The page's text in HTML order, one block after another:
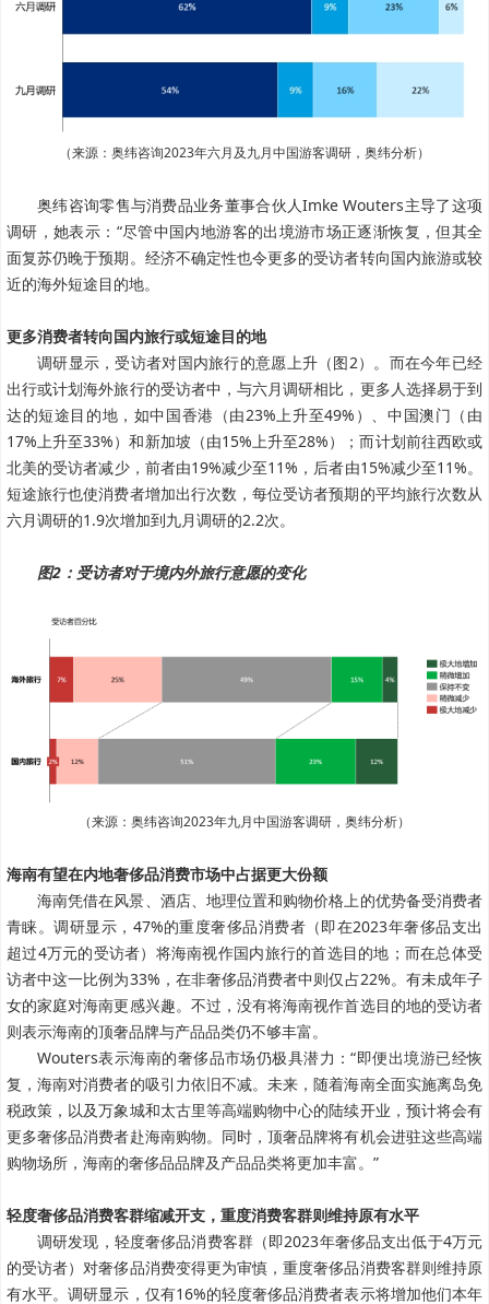
（来源：奥纬咨询2023年六月及九月中国游客调研，奥纬分析）
奥纬咨询零售与消费品业务董事合伙人Imke Wouters主导了这项
调研，她表示：“尽管中国内地游客的出境游市场正逐渐恢复，但其全
面复苏仍晚于预期。经济不确定性也令更多的受访者转向国内旅游或较
近的海外短途目的地。
更多消费者转向国内旅行或短途目的地
调研显示，受访者对国内旅行的意愿上升（图2）。而在今年已经
出行或计划海外旅行的受访者中，与六月调研相比，更多人选择易于到
达的短途目的地，如中国香港（由23%上升至49%）、中国澳门（由
17%上升至33%）和新加坡（由15%上升至28%）；而计划前往西欧或
北美的受访者减少，前者由19%减少至11%，后者由15%减少至11%。
短途旅行也使消费者增加出行次数，每位受访者预期的平均旅行次数从
六月调研的1.9次增加到九月调研的2.2次。
图2：受访者对于境内外旅行意愿的变化
（来源：奥纬咨询2023年九月中国游客调研，奥纬分析）
海南有望在内地奢侈品消费市场中占据更大份额
海南凭借在风景、酒店、地理位置和购物价格上的优势备受消费者
青睐。调研显示，47%的重度奢侈品消费者（即在2023年奢侈品支出
超过4万元的受访者）将海南视作国内旅行的首选目的地；而在总体受
访者中这一比例为33%，在非奢侈品消费者中则仅占22%。有未成年子
女的家庭对海南更感兴趣。不过，没有将海南视作首选目的地的受访者
则表示海南的顶奢品牌与产品品类仍不够丰富。
Wouters表示海南的奢侈品市场仍极具潜力：“即便出境游已经恢
复，海南对消费者的吸引力依旧不减。未来，随着海南全面实施离岛免
税政策，以及万象城和太古里等高端购物中心的陆续开业，预计将会有
更多奢侈品消费者赴海南购物。同时，顶奢品牌将有机会进驻这些高端
购物场所，海南的奢侈品品牌及产品品类将更加丰富。”
轻度奢侈品消费客群缩减开支，重度消费客群则维持原有水平
调研发现，轻度奢侈品消费客群（即2023年奢侈品支出低于4万元
的受访者）对奢侈品消费变得更为审慎，重度奢侈品消费客群则维持原
有水平。调研显示，仅有16%的轻度奢侈品消费者表示将增加他们本年